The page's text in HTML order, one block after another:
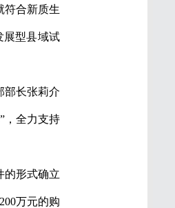
符合新质生
展型县域试
部长张莉介
，全力支持
的形式确立
万元的购